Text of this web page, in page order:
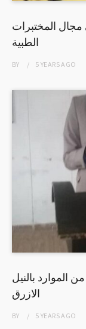
المختبرات
الطبية
BY 5 YEARSAGO
الموارد بالنيل
الازرق
BY 5 YEARSAGO